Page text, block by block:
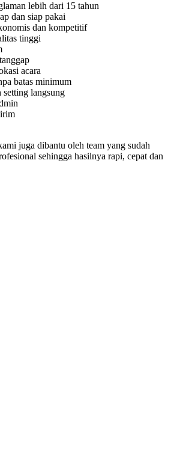
lebih dari 15 tahun
dan siap pakai
dan kompetitif
tinggi
acara
batas minimum
setting langsung
juga dibantu oleh team yang sudah
sehingga hasilnya rapi, cepat dan